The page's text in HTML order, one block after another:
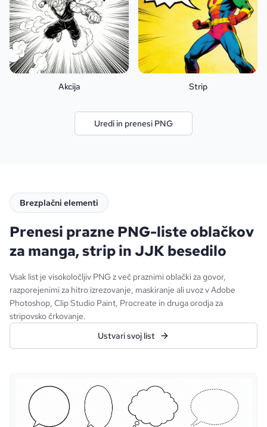
Akcija Strip
Uredi in prenesi PNG
Brezplačni elementi
Prenesi prazne PNG-liste oblačkov
za manga, strip in JJK besedilo
Vsak list je visokoločljiv PNG z več praznimi oblački za govor,
razporejenimi za hitro izrezovanje, maskiranje ali uvoz v Adobe
Photoshop, Clip Studio Paint, Procreate in druga orodja za
stripovsko črkovanje.
Ustvari svoj list